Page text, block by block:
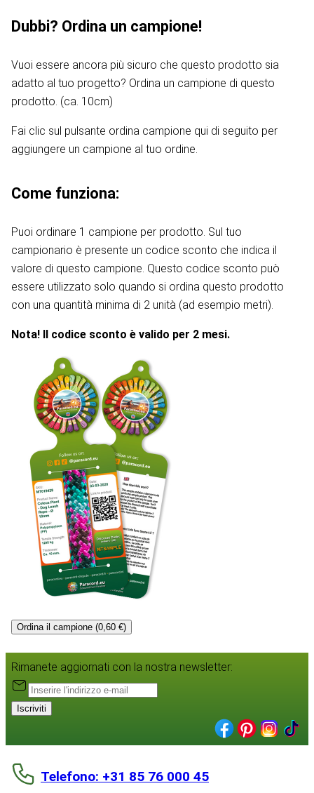
Dubbi? Ordina un campione!
Vuoi essere ancora più sicuro che questo prodotto sia
adatto al tuo progetto? Ordina un campione di questo
prodotto. (ca. 10cm)
Fai clic sul pulsante ordina campione qui di seguito per
aggiungere un campione al tuo ordine.
Come funziona:
Puoi ordinare 1 campione per prodotto. Sul tuo
campionario è presente un codice sconto che indica il
valore di questo campione. Questo codice sconto può
essere utilizzato solo quando si ordina questo prodotto
con una quantità minima di 2 unità (ad esempio metri).
Nota! Il codice sconto è valido per 2 mesi.
Ordina il campione (0,60 €)
Rimanete aggiornati con la nostra newsletter:
Iscriviti
Telefono: +31 85 76 000 45